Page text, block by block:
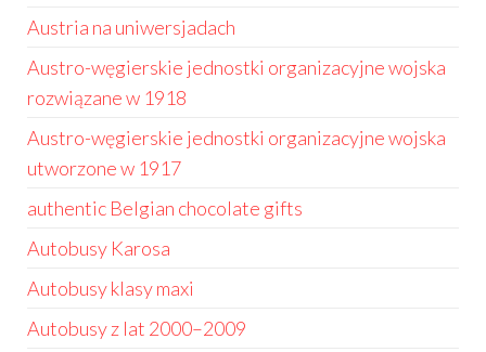
Austria na uniwersjadach
Austro-węgierskie jednostki organizacyjne wojska
rozwiązane w 1918
Austro-węgierskie jednostki organizacyjne wojska
utworzone w 1917
authentic Belgian chocolate gifts
Autobusy Karosa
Autobusy klasy maxi
Autobusy z lat 2000–2009